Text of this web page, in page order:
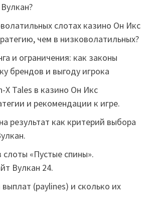
слотах казино Он Икс
чем в низковолатильных?
и ограничения: как законы
брендов и выгоду игрока
X Tales в казино Он Икс
и рекомендации к игре.
результат как критерий выбора
слоты «Пустые спины».
Вулкан 24.
(paylines) и сколько их